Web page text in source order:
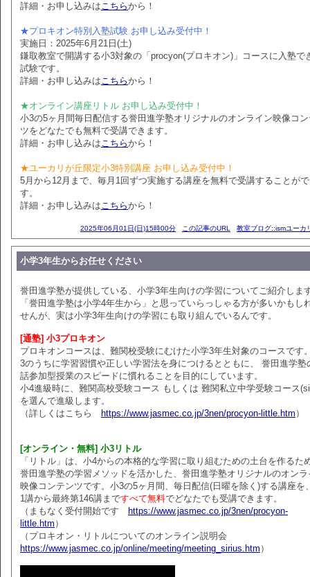
詳細・お申し込みはこちらから！
★プロキオン特別入塾試験 お申し込み受付中！
実施日：2025年6月21日(土)
鎌取教室で開講する小3対象の「procyon(プロキオン)」コースに入塾で
試験です。
詳細・お申し込みはこちらから！
★オンライン講座リトル お申し込み受付中！
小3の5ヶ月間毎日配信する誉田進学塾オリジナルのオンライン映像コ
ツをどなたでも無料で受講できます。
詳細・お申し込みはこちらから！
★ユーカリが丘限定小3特別講座 お申し込み受付中！
5月から12月まで、毎月1回ずつ実施する講座を無料で受講することが
す。
詳細・お申し込みはこちらから！
2025年06月01日(日)15時00分 この記事のURL 教室ブログ::ismユーカ
小学3年生からお任せください
誉田進学塾が提供している、小学3年生向けの学習についてご紹介しま
「誉田進学塾は小学4年生から」と思っていらっしゃる方が多いかもし
せんが、実は小学3年生向けの学習にも取り組んでいるんです。
[通塾] 小3プロキオン
プロキオンコースは、難関校受験にむけた小学3年生対象のコースです
3のうちに学習習慣や正しい学習法を身につけるとともに、 誉田進学塾
話参加型授業のスピードに慣れることを目的にしています。
小4進級時に、難関高校受験コース もしくは 難関私立中学受験コース
を選んで進級します。
（詳しくはこちら
https://www.jasmec.co.jp/3nen/procyon-little.htm ）
[オンライン・無料] 小3リトル
「リトル」は、小4からの本格的な学習に取り組むための土台を作るた
誉田進学塾の学習メソッドを活かした、誉田進学塾オリジナルのオンラ
映像コンテンツです。小3の5ヶ月間、毎日配信(日曜を除く)する講座を
1講から最終第146講まですべて無料でどなたでも受講できます。
（まもなく受付開始です
https://www.jasmec.co.jp/3nen/procyon-
little.htm ）
（プロキオン・リトルについてのオンライン説明会
https://www.jasmec.co.jp/online/meeting/meeting_sirius.htm ）